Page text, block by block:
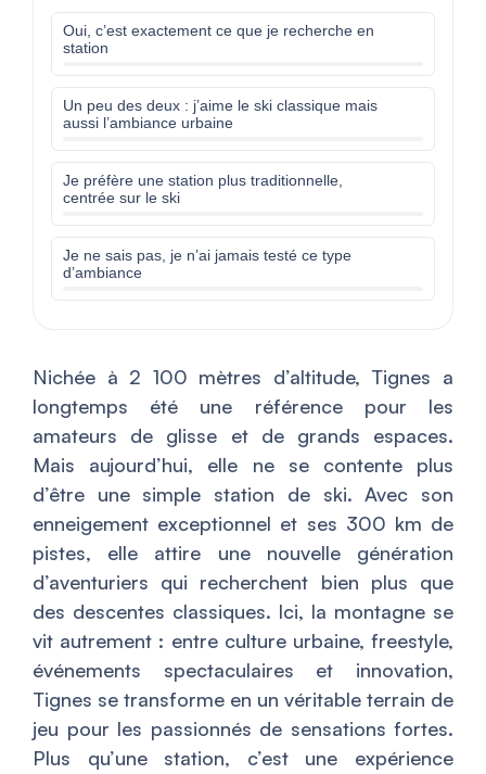
Oui, c’est exactement ce que je recherche en
station
Un peu des deux : j’aime le ski classique mais
aussi l’ambiance urbaine
Je préfère une station plus traditionnelle,
centrée sur le ski
Je ne sais pas, je n’ai jamais testé ce type
d’ambiance
Nichée à 2 100 mètres d’altitude, Tignes a
longtemps été une référence pour les
amateurs de glisse et de grands espaces.
Mais aujourd’hui, elle ne se contente plus
d’être une simple station de ski. Avec son
enneigement exceptionnel et ses 300 km de
pistes, elle attire une nouvelle génération
d’aventuriers qui recherchent bien plus que
des descentes classiques. Ici, la montagne se
vit autrement : entre culture urbaine, freestyle,
événements spectaculaires et innovation,
Tignes se transforme en un véritable terrain de
jeu pour les passionnés de sensations fortes.
Plus qu’une station, c’est une expérience